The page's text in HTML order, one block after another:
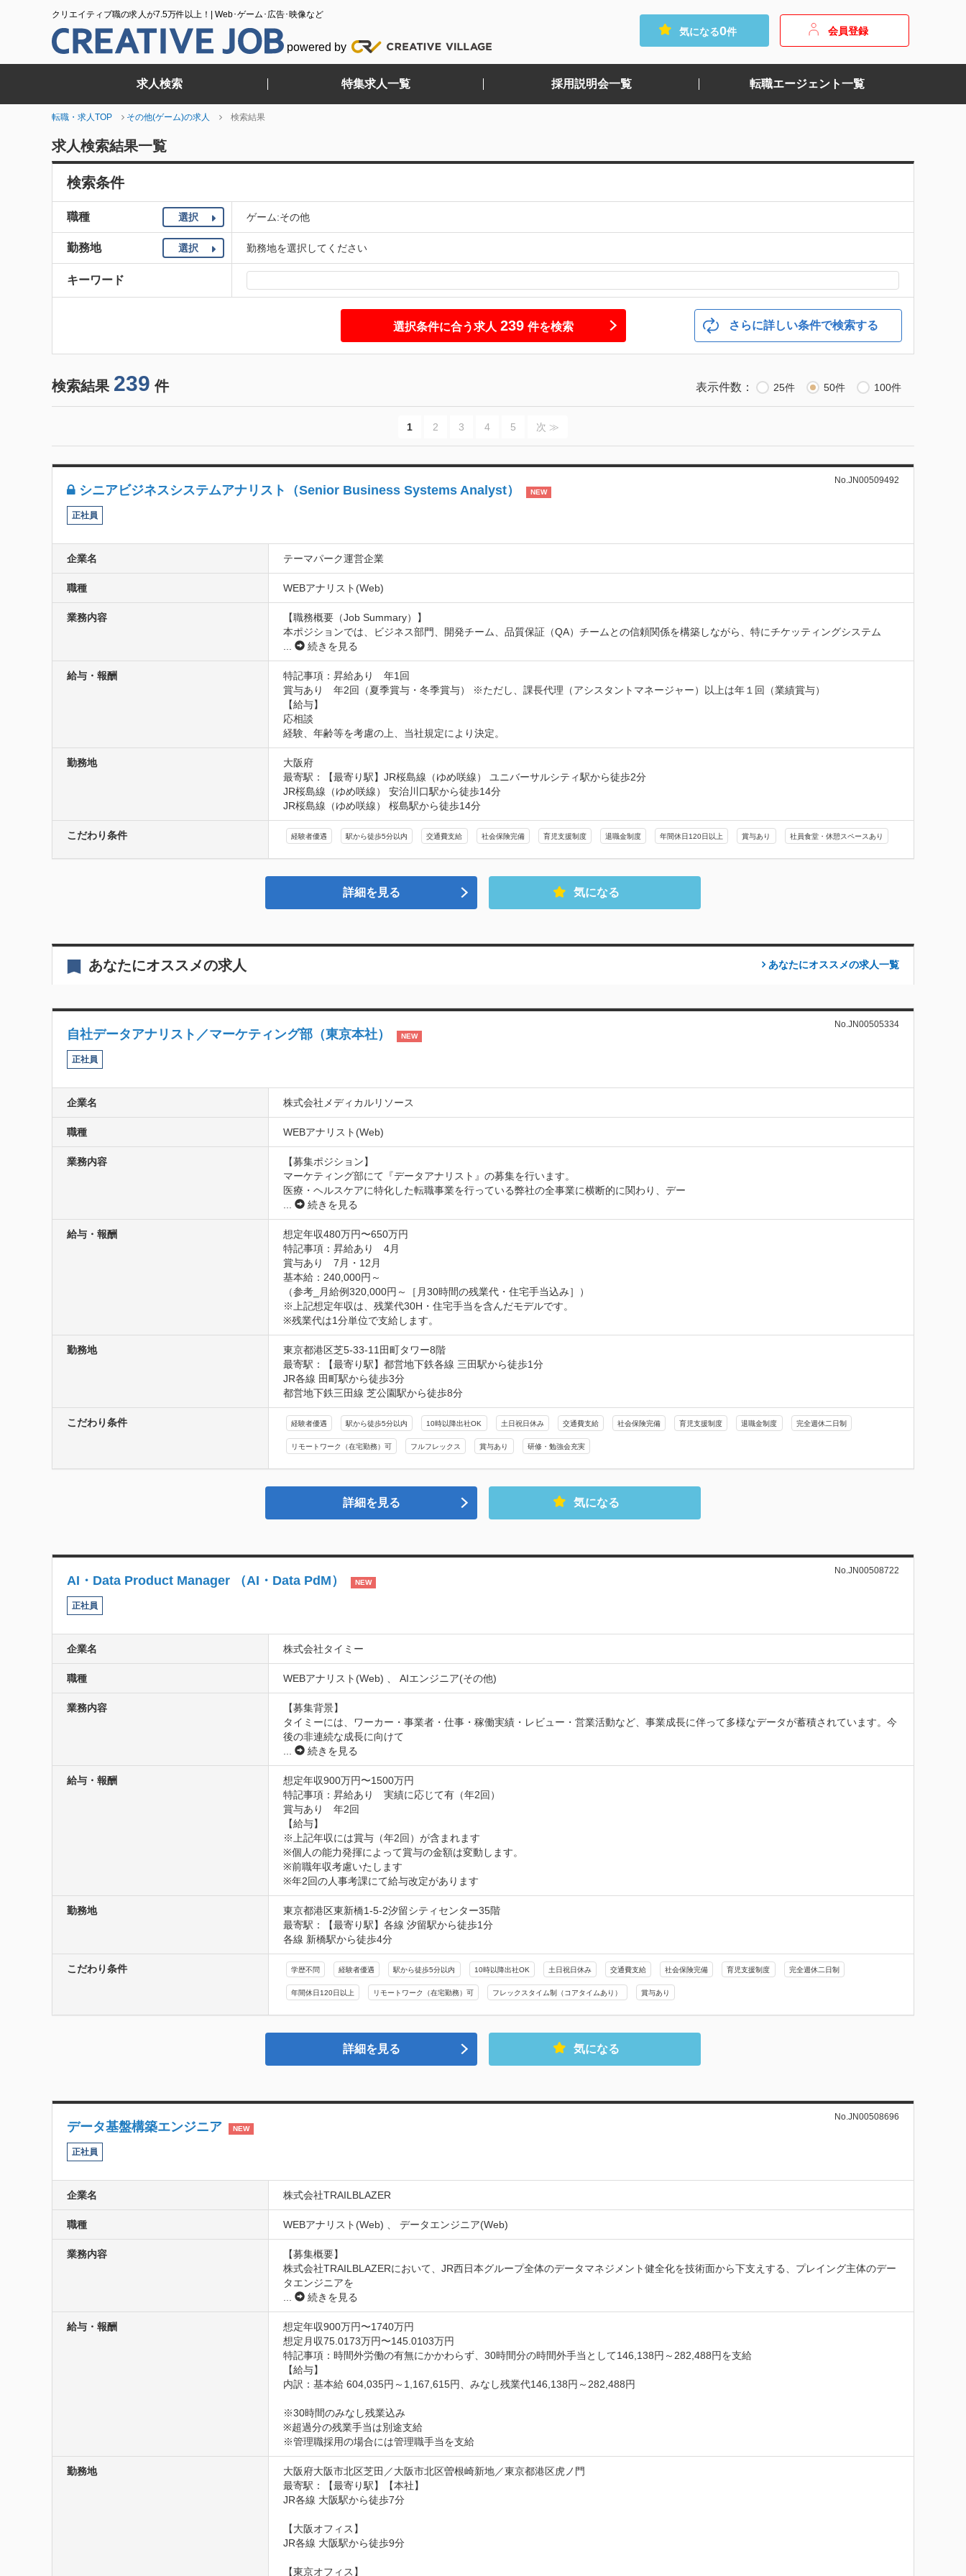
クリエイティブ職の求人が7.5万件以上！| Web･ゲーム･広告･映像など
powered by
気になる0件 会員登録
求人検索 特集求人一覧 採用説明会一覧 転職エージェント一覧
転職・求人TOP その他(ゲーム)の求人 検索結果
求人検索結果一覧
検索条件
職種 選択 ゲーム:その他
勤務地 選択 勤務地を選択してください
キーワード
さらに詳しい条件で検索する
選択条件に合う求人 239 件を検索
検索結果 239 件 表示件数： 25件 50件 100件
1 2 3 4 5 次 ≫
シニアビジネスシステムアナリスト（Senior Business Systems Analyst）
No.JN00509492
NEW
正社員
企業名 テーマパーク運営企業
職種 WEBアナリスト(Web)
業務内容
【職務概要（Job Summary）】
本ポジションでは、ビジネス部門、開発チーム、品質保証（QA）チームとの信頼関係を構築しながら、特にチケッティングシステム
続きを見る
給与・報酬
特記事項：昇給あり　年1回
賞与あり　年2回（夏季賞与・冬季賞与） ※ただし、課長代理（アシスタントマネージャー）以上は年１回（業績賞与）
【給与】
応相談
経験、年齢等を考慮の上、当社規定により決定。
勤務地
大阪府
最寄駅：【最寄り駅】JR桜島線（ゆめ咲線） ユニバーサルシティ駅から徒歩2分
JR桜島線（ゆめ咲線） 安治川口駅から徒歩14分
JR桜島線（ゆめ咲線） 桜島駅から徒歩14分
こだわり条件 経験者優遇 駅から徒歩5分以内 交通費支給 社会保険完備 育児支援制度 退職金制度 年間休日120日以上 賞与あり 社員食堂・休憩スペースあり
詳細を見る 気になる
あなたにオススメの求人 あなたにオススメの求人一覧
自社データアナリスト／マーケティング部（東京本社）
No.JN00505334
NEW
正社員
企業名 株式会社メディカルリソース
職種 WEBアナリスト(Web)
業務内容
【募集ポジション】
マーケティング部にて『データアナリスト』の募集を行います。
医療・ヘルスケアに特化した転職事業を行っている弊社の全事業に横断的に関わり、デー
続きを見る
給与・報酬
想定年収480万円〜650万円
特記事項：昇給あり　4月
賞与あり　7月・12月
基本給：240,000円～
（参考_月給例320,000円～［月30時間の残業代・住宅手当込み］）
※上記想定年収は、残業代30H・住宅手当を含んだモデルです。
※残業代は1分単位で支給します。
勤務地
東京都港区芝5-33-11田町タワー8階
最寄駅：【最寄り駅】都営地下鉄各線 三田駅から徒歩1分
JR各線 田町駅から徒歩3分
都営地下鉄三田線 芝公園駅から徒歩8分
こだわり条件 経験者優遇 駅から徒歩5分以内 10時以降出社OK 土日祝日休み 交通費支給 社会保険完備 育児支援制度 退職金制度 完全週休二日制
リモートワーク（在宅勤務）可 フルフレックス 賞与あり 研修・勉強会充実
詳細を見る 気になる
AI・Data Product Manager （AI・Data PdM）
No.JN00508722
NEW
正社員
企業名 株式会社タイミー
職種 WEBアナリスト(Web) 、 AIエンジニア(その他)
業務内容
【募集背景】
タイミーには、ワーカー・事業者・仕事・稼働実績・レビュー・営業活動など、事業成長に伴って多様なデータが蓄積されています。今
後の非連続な成長に向けて
続きを見る
給与・報酬
想定年収900万円〜1500万円
特記事項：昇給あり　実績に応じて有（年2回）
賞与あり　年2回
【給与】
※上記年収には賞与（年2回）が含まれます
※個人の能力発揮によって賞与の金額は変動します。
※前職年収考慮いたします
※年2回の人事考課にて給与改定があります
勤務地
東京都港区東新橋1-5-2汐留シティセンター35階
最寄駅：【最寄り駅】各線 汐留駅から徒歩1分
各線 新橋駅から徒歩4分
こだわり条件 学歴不問 経験者優遇 駅から徒歩5分以内 10時以降出社OK 土日祝日休み 交通費支給 社会保険完備 育児支援制度 完全週休二日制
年間休日120日以上 リモートワーク（在宅勤務）可 フレックスタイム制（コアタイムあり） 賞与あり
詳細を見る 気になる
データ基盤構築エンジニア
No.JN00508696
NEW
正社員
企業名 株式会社TRAILBLAZER
職種 WEBアナリスト(Web) 、 データエンジニア(Web)
業務内容
【募集概要】
株式会社TRAILBLAZERにおいて、JR西日本グループ全体のデータマネジメント健全化を技術面から下支えする、プレイング主体のデー
タエンジニアを
続きを見る
給与・報酬
想定年収900万円〜1740万円
想定月収75.0173万円〜145.0103万円
特記事項：時間外労働の有無にかかわらず、30時間分の時間外手当として146,138円～282,488円を支給
【給与】
内訳：基本給 604,035円～1,167,615円、みなし残業代146,138円～282,488円
※30時間のみなし残業込み
※超過分の残業手当は別途支給
※管理職採用の場合には管理職手当を支給
勤務地
大阪府大阪市北区芝田／大阪市北区曽根崎新地／東京都港区虎ノ門
最寄駅：【最寄り駅】【本社】
JR各線 大阪駅から徒歩7分
【大阪オフィス】
JR各線 大阪駅から徒歩9分
【東京オフィス】